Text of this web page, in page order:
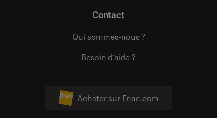
Acheter sur Fnac.com
Contact
Qui sommes-nous ?
Besoin d’aide ?